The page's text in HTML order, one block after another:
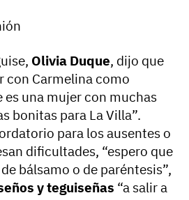
Olivia Duque, dijo que
con Carmelina como
es una mujer con muchas
bonitas para La Villa”.
para los ausentes o
dificultades, “espero que
bálsamo o de paréntesis”,
y teguiseñas “a salir a